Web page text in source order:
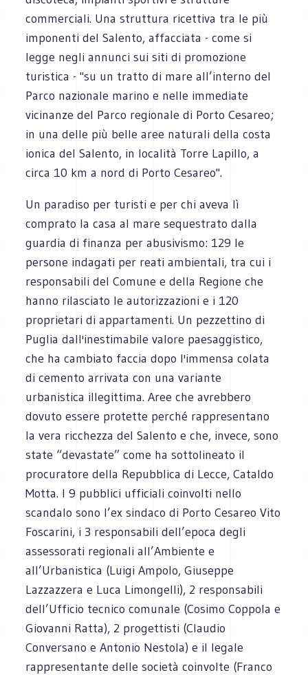
commerciali. Una struttura ricettiva tra le più
imponenti del Salento, affacciata - come si
legge negli annunci sui siti di promozione
turistica - "su un tratto di mare all’interno del
Parco nazionale marino e nelle immediate
vicinanze del Parco regionale di Porto Cesareo;
in una delle più belle aree naturali della costa
ionica del Salento, in località Torre Lapillo, a
circa 10 km a nord di Porto Cesareo".
Un paradiso per turisti e per chi aveva lì
comprato la casa al mare sequestrato dalla
guardia di finanza per abusivismo: 129 le
persone indagati per reati ambientali, tra cui i
responsabili del Comune e della Regione che
hanno rilasciato le autorizzazioni e i 120
proprietari di appartamenti. Un pezzettino di
Puglia dall'inestimabile valore paesaggistico,
che ha cambiato faccia dopo l'immensa colata
di cemento arrivata con una variante
urbanistica illegittima. Aree che avrebbero
dovuto essere protette perché rappresentano
la vera ricchezza del Salento e che, invece, sono
state “devastate” come ha sottolineato il
procuratore della Repubblica di Lecce, Cataldo
Motta. I 9 pubblici ufficiali coinvolti nello
scandalo sono l’ex sindaco di Porto Cesareo Vito
Foscarini, i 3 responsabili dell’epoca degli
assessorati regionali all’Ambiente e
all’Urbanistica (Luigi Ampolo, Giuseppe
Lazzazzera e Luca Limongelli), 2 responsabili
dell’Ufficio tecnico comunale (Cosimo Coppola e
Giovanni Ratta), 2 progettisti (Claudio
Conversano e Antonio Nestola) e il legale
rappresentante delle società coinvolte (Franco